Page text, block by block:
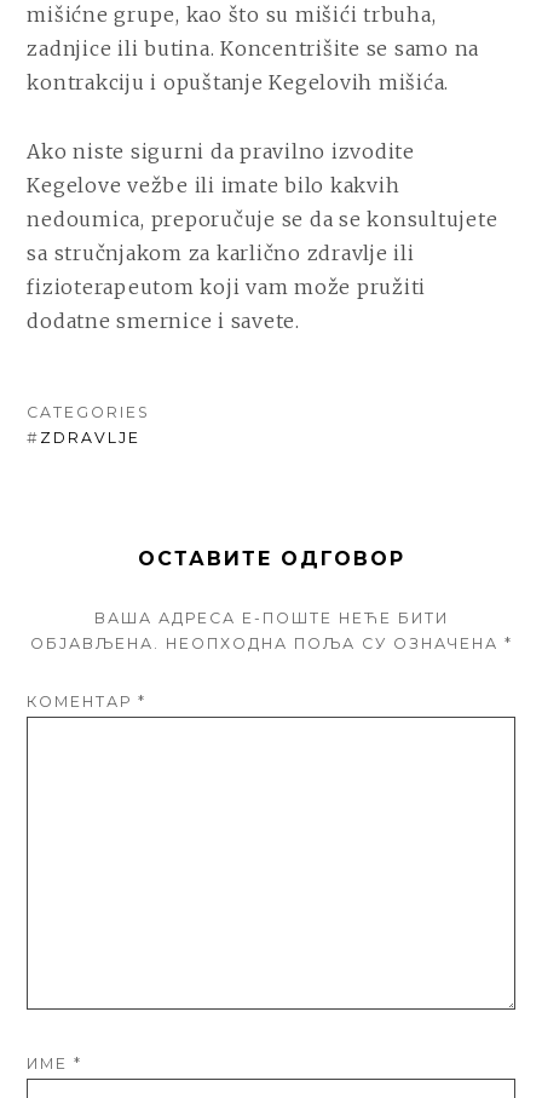
mišićne grupe, kao što su mišići trbuha,
zadnjice ili butina. Koncentrišite se samo na
kontrakciju i opuštanje Kegelovih mišića.
Ako niste sigurni da pravilno izvodite
Kegelove vežbe ili imate bilo kakvih
nedoumica, preporučuje se da se konsultujete
sa stručnjakom za karlično zdravlje ili
fizioterapeutom koji vam može pružiti
dodatne smernice i savete.
CATEGORIES
# ZDRAVLJE
ОСТАВИТЕ ОДГОВОР
ВАША АДРЕСА Е-ПОШТЕ НЕЋЕ БИТИ
ОБЈАВЉЕНА.
НЕОПХОДНА ПОЉА СУ ОЗНАЧЕНА *
КОМЕНТАР*
ИМЕ*